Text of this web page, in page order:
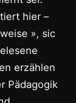
hier –
», sic
erzählen
Pädagogik